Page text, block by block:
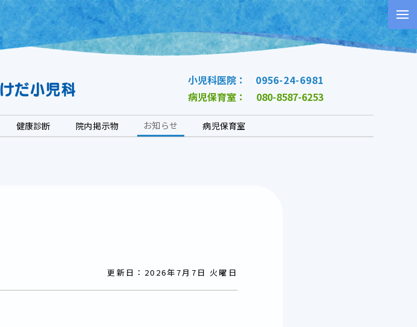
小児科医院：
0956-24-6981
病児保育室：
080-8587-6253
健康診断 院内掲示物 お知らせ 病児保育室
更新日：2026年7月7日 火曜日